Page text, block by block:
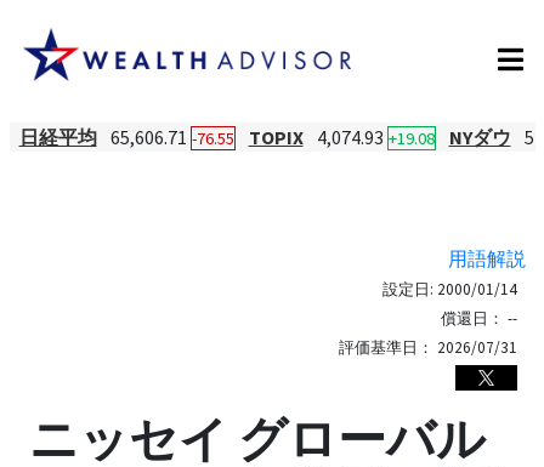
日経平均 65,606.71 -76.55 TOPIX 4,074.93 +19.08 NYダウ
用語解説
設定日: 2000/01/14
償還日： --
評価基準日： 2026/07/31
ニッセイ グローバル